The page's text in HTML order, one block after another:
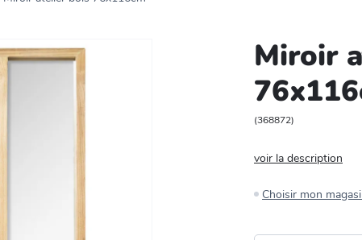
Miroir
(368872)
voir la description
Choisir mon